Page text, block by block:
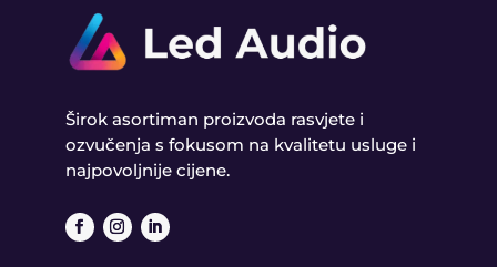
Širok asortiman proizvoda rasvjete i
ozvučenja s fokusom na kvalitetu usluge i
najpovoljnije cijene.